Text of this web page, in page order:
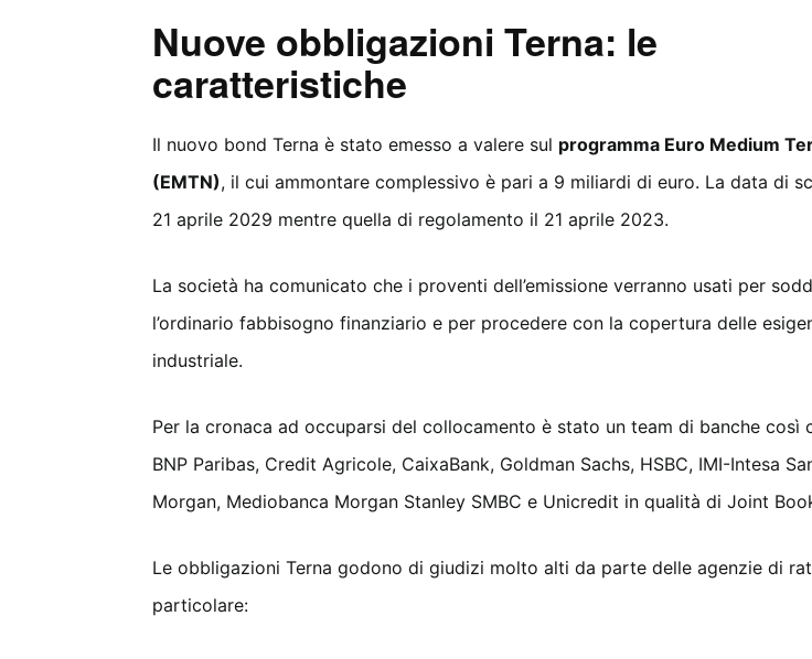
Nuove obbligazioni Terna: le
caratteristiche
Il nuovo bond Terna è stato emesso a valere sul programma Euro Medium
(EMTN), il cui ammontare complessivo è pari a 9 miliardi di euro. La data di
21 aprile 2029 mentre quella di regolamento il 21 aprile 2023.
La società ha comunicato che i proventi dell’emissione verranno usati per
l’ordinario fabbisogno finanziario e per procedere con la copertura delle
industriale.
Per la cronaca ad occuparsi del collocamento è stato un team di banche così
BNP Paribas, Credit Agricole, CaixaBank, Goldman Sachs, HSBC, IMI-Intesa
Morgan, Mediobanca Morgan Stanley SMBC e Unicredit in qualità di Joint
Le obbligazioni Terna godono di giudizi molto alti da parte delle agenzie di
particolare: